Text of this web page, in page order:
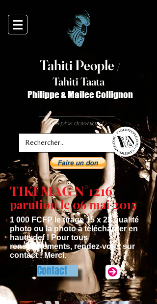
Tahiti People /
Tahiti Taata
Philippe & Mailee Collignon
free pics download
TIKI MAG N°1216
parution le 06 mai 2015
1 000 FCFP le tirage 15 x 23 qualité
photo ou la photo à télécharger en
haute def ! Pour tous
renseignements, rendez-vous sur
contact ! Merci.
Contact